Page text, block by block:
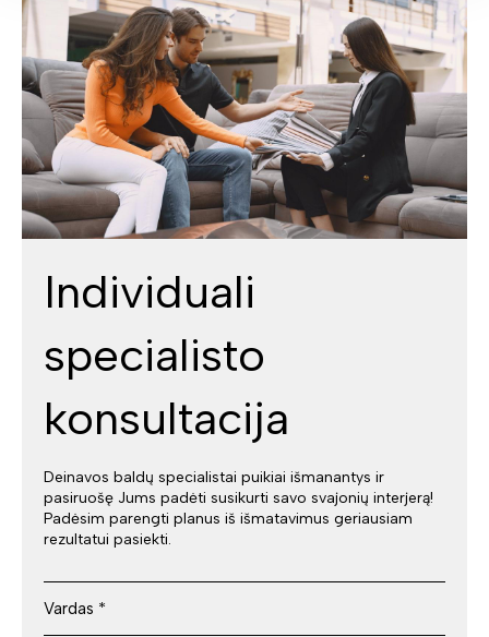
Individuali
specialisto
konsultacija
Deinavos baldų specialistai puikiai išmanantys ir
pasiruošę Jums padėti susikurti savo svajonių interjerą!
Padėsim parengti planus iš išmatavimus geriausiam
rezultatui pasiekti.